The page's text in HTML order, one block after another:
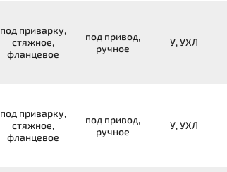
под приварку,
стяжное,
фланцевое
под привод,
ручное
У, УХЛ
под приварку,
стяжное,
фланцевое
под привод,
ручное
У, УХЛ